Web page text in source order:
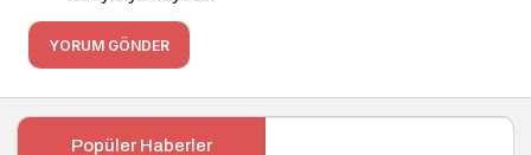
YORUM GÖNDER
Popüler Haberler